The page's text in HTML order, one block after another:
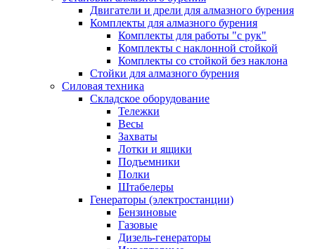
Двигатели и дрели для алмазного бурения
Комплекты для алмазного бурения
Комплекты для работы "с рук"
Комплекты с наклонной стойкой
Комплекты со стойкой без наклона
Стойки для алмазного бурения
Силовая техника
Складское оборудование
Тележки
Весы
Захваты
Лотки и ящики
Подъемники
Полки
Штабелеры
Генераторы (электростанции)
Бензиновые
Газовые
Дизель-генераторы